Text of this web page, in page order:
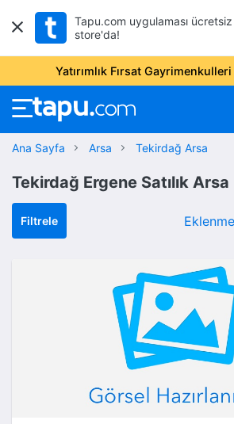
Tapu.com uygulaması
store'da!
Yatırımlık Fırsat Gayrimenkulleri
Ana Sayfa Arsa Tekirdağ Arsa
Tekirdağ Ergene Satılık Arsa
Filtrele